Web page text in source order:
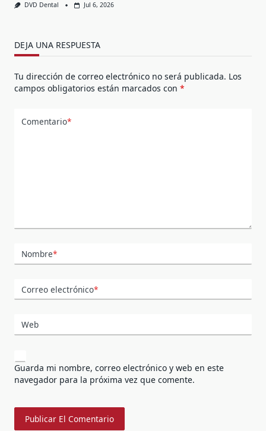
DVD Dental Jul 6, 2026
DEJA UNA RESPUESTA
Tu dirección de correo electrónico no será publicada. Los
campos obligatorios están marcados con *
Comentario*
Nombre*
Correo electrónico*
Web
Guarda mi nombre, correo electrónico y web en este
navegador para la próxima vez que comente.